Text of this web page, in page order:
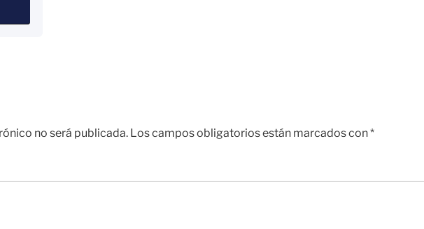
no será publicada. Los campos obligatorios están marcados con*